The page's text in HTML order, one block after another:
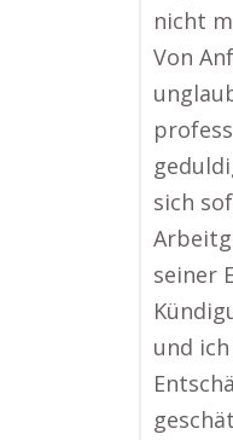
nicht
Von
sich
seiner
und